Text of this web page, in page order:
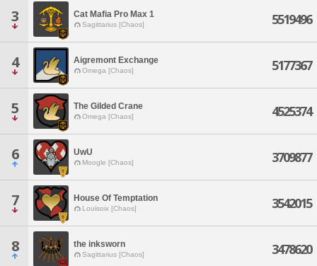
3 Cat Mafia Pro Max 1
Sagittarius [Chaos] 5519496
4 Aigremont Exchange
Omega [Chaos] 5177367
5 The Gilded Crane
Omega [Chaos] 4525374
6 UwU
Moogle [Chaos] 3709877
7 House Of Temptation
Louisoix [Chaos] 3542015
8 the inksworn
Sagittarius [Chaos] 3478620